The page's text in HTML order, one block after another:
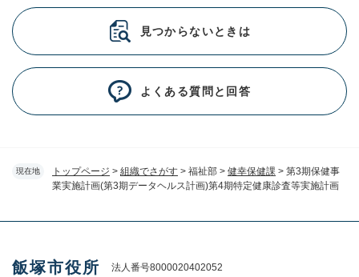
現在地 トップページ > 組織でさがす > 福祉部 > 健幸保健課 > 第3期保健事
業実施計画(第3期データヘルス計画)第4期特定健康診査等実施計画
見つからないときは
よくある質問と回答
飯塚市役所 法人番号8000020402052